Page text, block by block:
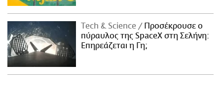
Τech & Science
Προσέκρουσε ο
πύραυλος της SpaceX στη Σελήνη:
Επηρεάζεται η Γη;